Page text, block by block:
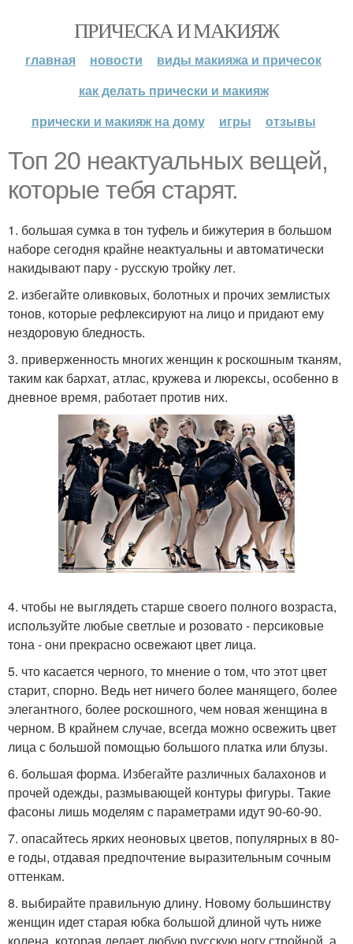
ПРИЧЕСКА И МАКИЯЖ
главная новости
виды макияжа и причесок
как делать прически и макияж
прически и макияж на дому
игры отзывы
Топ 20 неактуальных вещей,
которые тебя старят.
1. большая сумка в тон туфель и бижутерия в большом
наборе сегодня крайне неактуальны и автоматически
накидывают пару - русскую тройку лет.
2. избегайте оливковых, болотных и прочих землистых
тонов, которые рефлексируют на лицо и придают ему
нездоровую бледность.
3. приверженность многих женщин к роскошным тканям,
таким как бархат, атлас, кружева и люрексы, особенно в
дневное время, работает против них.
4. чтобы не выглядеть старше своего полного возраста,
используйте любые светлые и розовато - персиковые
тона - они прекрасно освежают цвет лица.
5. что касается черного, то мнение о том, что этот цвет
старит, спорно. Ведь нет ничего более манящего, более
элегантного, более роскошного, чем новая женщина в
черном. В крайнем случае, всегда можно освежить цвет
лица с большой помощью большого платка или блузы.
6. большая форма. Избегайте различных балахонов и
прочей одежды, размывающей контуры фигуры. Такие
фасоны лишь моделям с параметрами идут 90-60-90.
7. опасайтесь ярких неоновых цветов, популярных в 80-
е годы, отдавая предпочтение выразительным сочным
оттенкам.
8. выбирайте правильную длину. Новому большинству
женщин идет старая юбка большой длиной чуть ниже